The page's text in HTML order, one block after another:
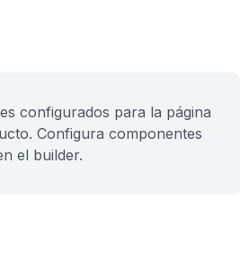
configurados para la página
Configura componentes
el builder.